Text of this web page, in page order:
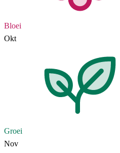
Bloei
Okt
Groei
Nov